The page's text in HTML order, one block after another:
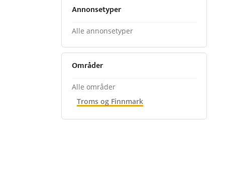
Annonsetyper
Alle annonsetyper
Områder
Alle områder
Troms og Finnmark